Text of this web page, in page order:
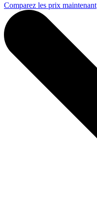
Comparez les prix maintenant